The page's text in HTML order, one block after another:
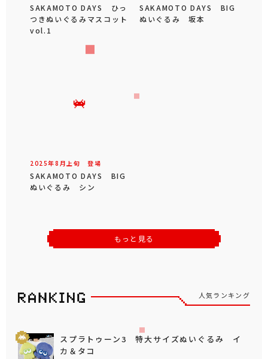
SAKAMOTO DAYS ひっ
つきぬいぐるみマスコット
vol.1
SAKAMOTO DAYS BIG
ぬいぐるみ 坂本
2025年8 月 上旬 登場
SAKAMOTO DAYS BIG
ぬいぐるみ シン
もっと見る
人気ランキング
スプラトゥーン3 特大サイズぬいぐるみ イ
カ＆タコ